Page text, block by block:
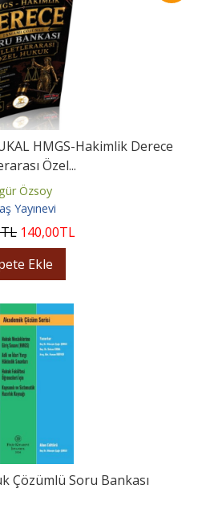
HMGS-Hakimlik Derece
Özel...
Özsoy
Yayınevi
TL 140,00TL
Ekle
Çözümlü Soru Bankası